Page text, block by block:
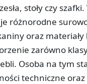
stoły czy
różnorodne
oraz
zarówno
Osoba na tym
techniczne